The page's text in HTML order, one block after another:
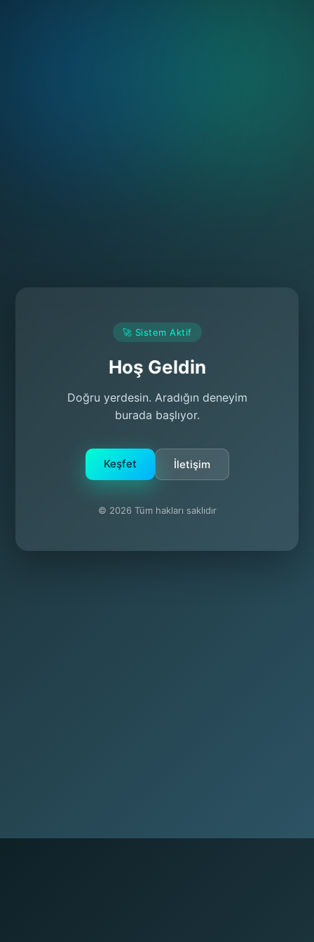
🚀 Sistem Aktif
Hoş Geldin
Doğru yerdesin. Aradığın deneyim
burada başlıyor.
Keşfet İletişim
© 2026 Tüm hakları saklıdır